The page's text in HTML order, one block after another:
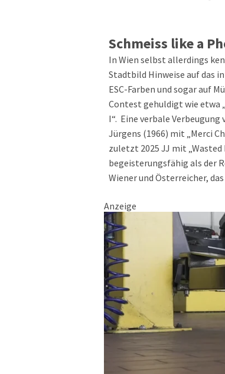
Schmeiss like a
In Wien selbst allerdings
Stadtbild Hinweise auf das
ESC-Farben und sogar auf
Contest gehuldigt wie etwa
I“. Eine verbale Verbeugung
Jürgens (1966) mit „Merci
zuletzt 2025 JJ mit
begeisterungsfähig als der
Wiener und Österreicher,
Anzeige